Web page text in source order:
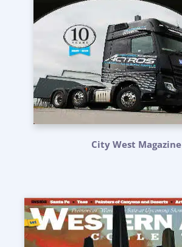
City West Magazine